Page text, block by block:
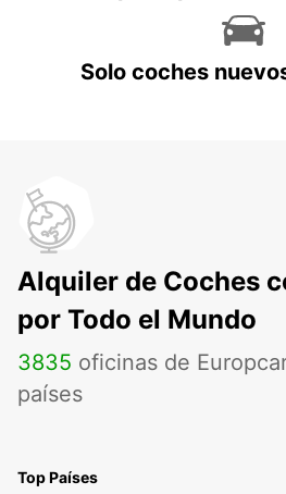
Solo coches
Alquiler de Coches
por Todo el Mundo
3835 oficinas de
países
Top Países